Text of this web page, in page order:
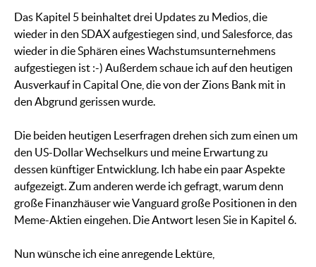
Das Kapitel 5 beinhaltet drei Updates zu Medios, die
wieder in den SDAX aufgestiegen sind, und Salesforce, das
wieder in die Sphären eines Wachstumsunternehmens
aufgestiegen ist :-) Außerdem schaue ich auf den heutigen
Ausverkauf in Capital One, die von der Zions Bank mit in
den Abgrund gerissen wurde.
Die beiden heutigen Leserfragen drehen sich zum einen um
den US-Dollar Wechselkurs und meine Erwartung zu
dessen künftiger Entwicklung. Ich habe ein paar Aspekte
aufgezeigt. Zum anderen werde ich gefragt, warum denn
große Finanzhäuser wie Vanguard große Positionen in den
Meme-Aktien eingehen. Die Antwort lesen Sie in Kapitel 6.
Nun wünsche ich eine anregende Lektüre,